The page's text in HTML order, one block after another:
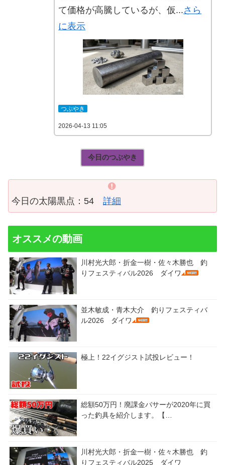
て価格が高騰しているが、仮...さら
に表示
つぶやき
2026-04-13 11:05
今日のつぶやき
今日の太陽黒点：54 詳細
オススメの動画
川村光大郎・折金一樹・佐々木勝也 釣
りフェスティバル2026 ダイワ
並木敏成・青木大介 釣りフェスティバ
ル2026 ダイワ
極上！22イグジスト試投レビュー！
総額50万円！廃課金バサーが2020年に買
った釣具を紹介します。【…
川村光大郎・折金一樹・佐々木勝也 釣
りフェスティバル2025 ダイワ